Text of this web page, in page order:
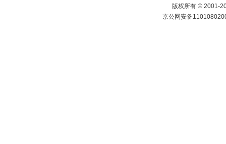
版权所有 © 2001-
京公网安备